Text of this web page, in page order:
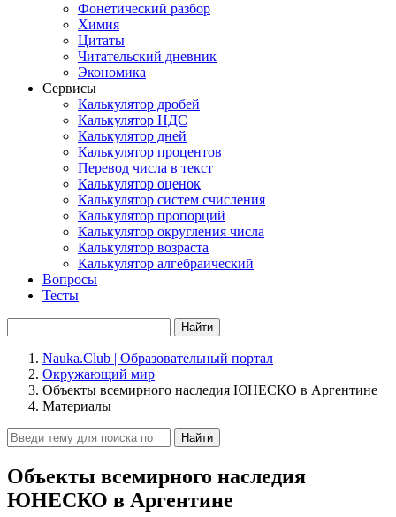
Фонетический разбор
Химия
Цитаты
Читательский дневник
Экономика
Сервисы
Калькулятор дробей
Калькулятор НДС
Калькулятор дней
Калькулятор процентов
Перевод числа в текст
Калькулятор оценок
Калькулятор систем счисления
Калькулятор пропорций
Калькулятор округления числа
Калькулятор возраста
Калькулятор алгебраический
Вопросы
Тесты
Найти
Nauka.Club | Образовательный портал
Окружающий мир
Объекты всемирного наследия ЮНЕСКО в Аргентине
Материалы
Найти
Объекты всемирного наследия
ЮНЕСКО в Аргентине